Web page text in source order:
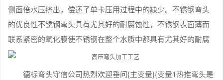
侧面倍水压挤出，偿还了单卡压用过程中的缺少。不锈钢弯头
的优良性不锈钢弯头具有尤其好的耐腐蚀性，不锈钢表面薄而
联系紧密的氧化膜使不锈钢在整个水质中都具有尤其好的耐腐
德标弯头守信公司热烈欢迎垂问{主变量}{变量1热推弯头是